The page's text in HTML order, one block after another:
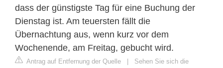
dass der günstigste Tag für eine Buchung der
Dienstag ist. Am teuersten fällt die
Übernachtung aus, wenn kurz vor dem
Wochenende, am Freitag, gebucht wird.
Antrag auf Entfernung der Quelle | Sehen Sie sich die